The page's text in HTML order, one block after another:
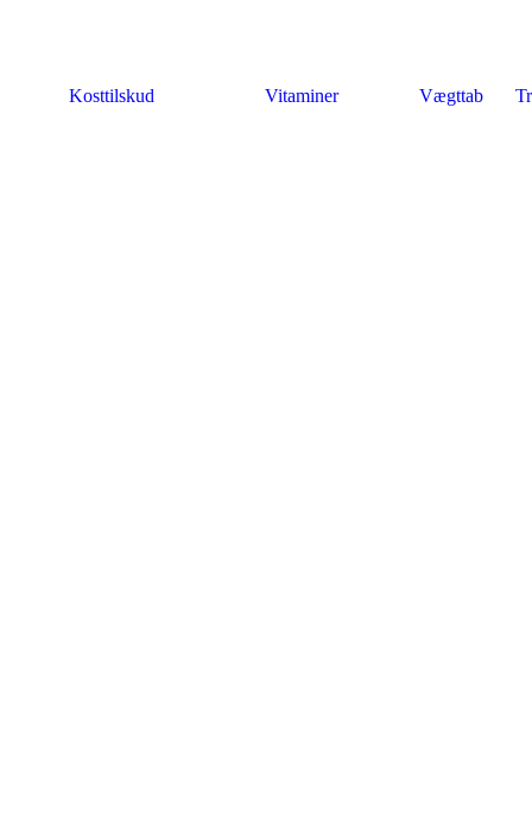
Kosttilskud Vitaminer Vægttab